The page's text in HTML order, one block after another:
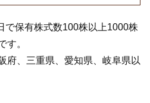
で保有株式数100株以上1000株
す。
府、三重県、愛知県、岐阜県以